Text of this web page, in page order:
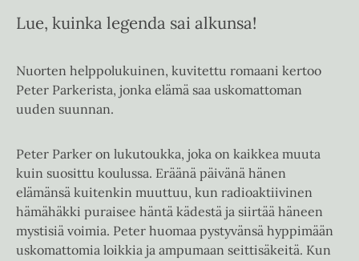
Lue, kuinka legenda sai alkunsa!
Nuorten helppolukuinen, kuvitettu romaani kertoo
Peter Parkerista, jonka elämä saa uskomattoman
uuden suunnan.
Peter Parker on lukutoukka, joka on kaikkea muuta
kuin suosittu koulussa. Eräänä päivänä hänen
elämänsä kuitenkin muuttuu, kun radioaktiivinen
hämähäkki puraisee häntä kädestä ja siirtää häneen
mystisiä voimia. Peter huomaa pystyvänsä hyppimään
uskomattomia loikkia ja ampumaan seittisäkeitä. Kun